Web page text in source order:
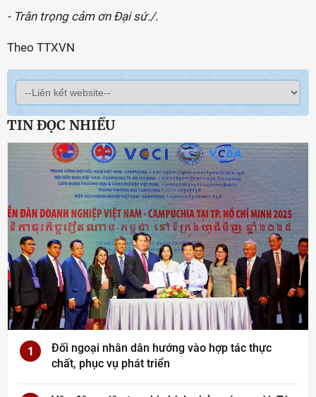
- Trân trọng cảm ơn Đại sứ./.
Theo TTXVN
TIN ĐỌC NHIỀU
1
Đối ngoại nhân dân hướng vào hợp tác thực
chất, phục vụ phát triển